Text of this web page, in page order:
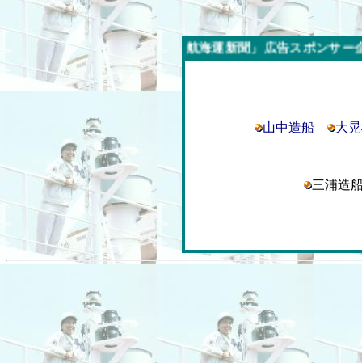
今週の「内航海運新聞」広告スポンサー企業
山中造船 大
三浦造